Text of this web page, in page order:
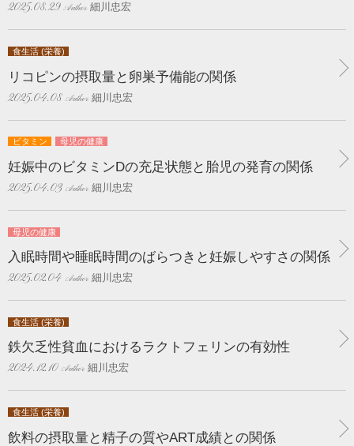
2025.08.29 細川忠宏
食生活 (栄養)
リコピンの摂取量と卵巣予備能の関係
2025.04.08 細川忠宏
ビタミン 母児の健康
妊娠中のビタミンDの充足状態と胎児の発育の関係
2025.04.03 細川忠宏
母児の健康
入眠時間や睡眠時間のばらつきと妊娠しやすさの関係
2025.02.04 細川忠宏
食生活 (栄養)
鉄欠乏性貧血におけるラクトフェリンの有効性
2024.12.10 細川忠宏
食生活 (栄養)
飲料の摂取量と精子の質やART成績との関係